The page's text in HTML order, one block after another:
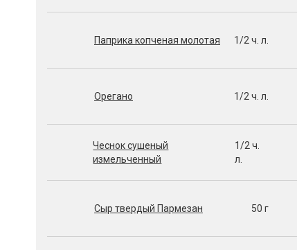
Паприка копченая молотая 1/2 ч. л.
Орегано 1/2 ч. л.
Чеснок сушеный
измельченный
1/2 ч.
л.
Сыр твердый Пармезан 50 г